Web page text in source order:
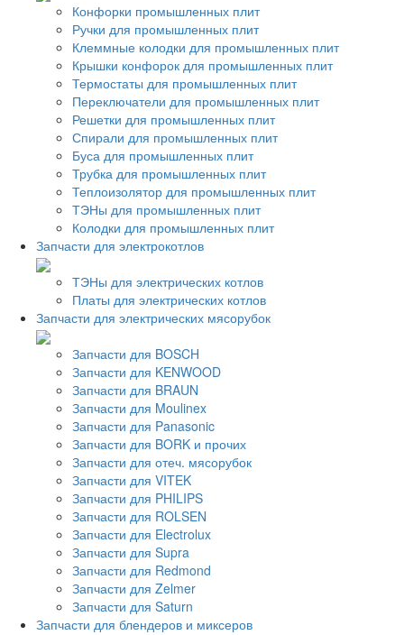
Конфорки промышленных плит
Ручки для промышленных плит
Клеммные колодки для промышленных плит
Крышки конфорок для промышленных плит
Термостаты для промышленных плит
Переключатели для промышленных плит
Решетки для промышленных плит
Спирали для промышленных плит
Буса для промышленных плит
Трубка для промышленных плит
Теплоизолятор для промышленных плит
ТЭНы для промышленных плит
Колодки для промышленных плит
Запчасти для электрокотлов
ТЭНы для электрических котлов
Платы для электрических котлов
Запчасти для электрических мясорубок
Запчасти для BOSCH
Запчасти для KENWOOD
Запчасти для BRAUN
Запчасти для Moulinex
Запчасти для Panasonic
Запчасти для BORK и прочих
Запчасти для отеч. мясорубок
Запчасти для VITEK
Запчасти для PHILIPS
Запчасти для ROLSEN
Запчасти для Electrolux
Запчасти для Supra
Запчасти для Redmond
Запчасти для Zelmer
Запчасти для Saturn
Запчасти для блендеров и миксеров